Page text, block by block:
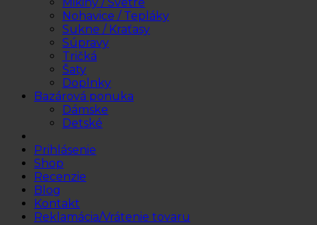
Mikiny / Svetre
Nohavice / Tepláky
Sukne / Kraťasy
Súpravy
Tričká
Šaty
Doplnky
Bazárová ponuka
Dámske
Detské
Prihlásenie
Shop
Recenzie
Blog
Kontakt
Reklamácia/Vrátenie tovaru